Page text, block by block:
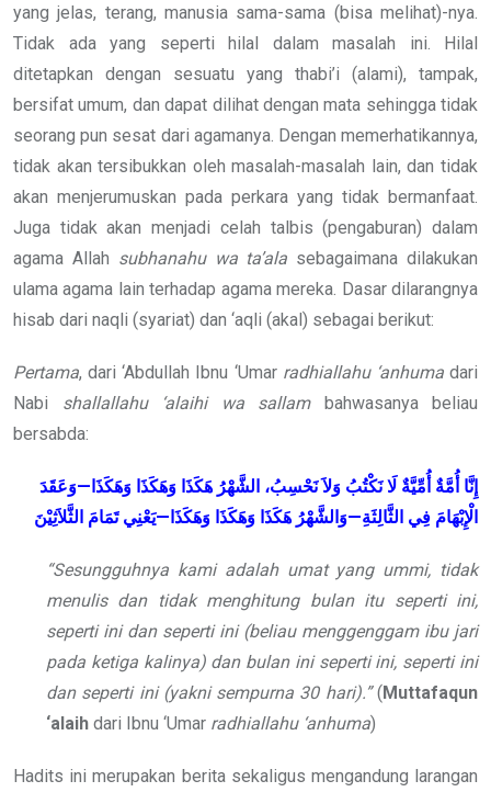
yang jelas, terang, manusia sama-sama (bisa melihat)-nya.
Tidak ada yang seperti hilal dalam masalah ini. Hilal
ditetapkan dengan sesuatu yang thabi’i (alami), tampak,
bersifat umum, dan dapat dilihat dengan mata sehingga tidak
seorang pun sesat dari agamanya. Dengan memerhatikannya,
tidak akan tersibukkan oleh masalah-masalah lain, dan tidak
akan menjerumuskan pada perkara yang tidak bermanfaat.
Juga tidak akan menjadi celah talbis (pengaburan) dalam
agama Allah subhanahu wa ta’ala sebagaimana dilakukan
ulama agama lain terhadap agama mereka. Dasar dilarangnya
hisab dari naqli (syariat) dan ‘aqli (akal) sebagai berikut:
Pertama, dari ‘Abdullah Ibnu ‘Umar radhiallahu ‘anhumadari
Nabi shallallahu ‘alaihi wa sallambahwasanya beliau
bersabda:
إِنَّا أُمَّةٌ أُمِّيَّةٌ لَا نَكْتُبُ وَلاَ نَحْسِبُ، الشَّهْرُ هَكَذَا وَهَكَذَا وَهَكَذَا—وَعَقَدَ
الْإِبْهَامَ فِي الثَّالِثَةِ—وَالشَّهْرُ هَكَذَا وَهَكَذَا وَهَكَذَا—يَعْنِي تَمَامَ الثَّلاَثِيْنَ
“Sesungguhnya kami adalah umat yang ummi, tidak
menulis dan tidak menghitung bulan itu seperti ini,
seperti ini dan seperti ini (beliau menggenggam ibu jari
pada ketiga kalinya) dan bulan ini seperti ini, seperti ini
dan seperti ini (yakni sempurna 30 hari).”(Muttafaqun
‘alaih dari Ibnu ‘Umar radhiallahu ‘anhuma)
Hadits ini merupakan berita sekaligus mengandung larangan